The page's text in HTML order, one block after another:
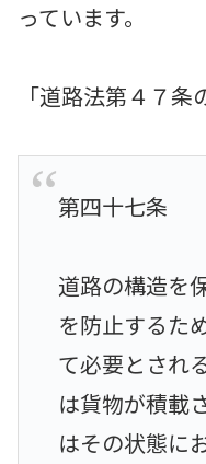
っています。
「道路法第４７条
第四十七条
道路の構造を
を防止するた
て必要とされ
は貨物が積載
はその状態に